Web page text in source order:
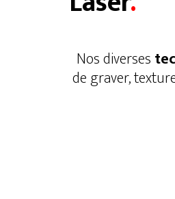
Nos diverses
de graver,